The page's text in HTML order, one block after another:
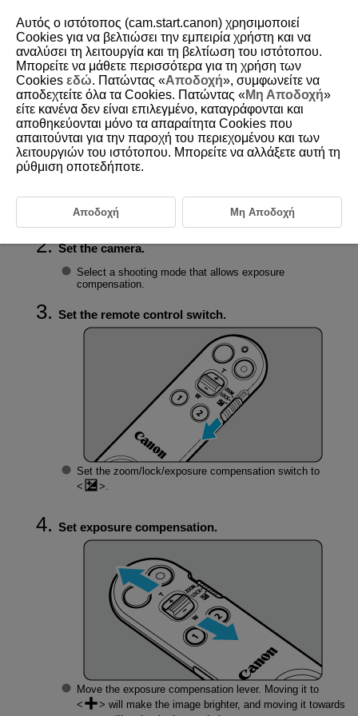
D403-013
Setting Exposure Compensation
Exposure compensation can be performed with the remote control.
Connect the remote control and camera using the
Bluetooth function. (
Set the camera.
Select a shooting mode that allows exposure
compensation.
Set the remote control switch.
Set the zoom/lock/exposure compensation switch to
.
Set exposure compensation.
Move the exposure compensation lever. Moving it to
will make the image brighter, and moving it towards
Αυτός ο ιστότοπος (cam.start.canon) χρησιμοποιεί
Cookies για να βελτιώσει την εμπειρία χρήστη και να
αναλύσει τη λειτουργία και τη βελτίωση του ιστότοπου.
Μπορείτε να μάθετε περισσότερα για τη χρήση των
Cookies εδώ. Πατώντας «Αποδοχή», συμφωνείτε να
αποδεχτείτε όλα τα Cookies. Πατώντας «Μη Αποδοχή»
είτε κανένα δεν είναι επιλεγμένο, καταγράφονται και
αποθηκεύονται μόνο τα απαραίτητα Cookies που
απαιτούνται για την παροχή του περιεχομένου και των
λειτουργιών του ιστότοπου. Μπορείτε να αλλάξετε αυτή τη
ρύθμιση οποτεδήποτε.
Αποδοχή Μη Αποδοχή